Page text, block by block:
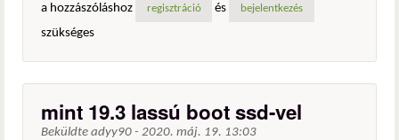
a hozzászóláshoz regisztráció és bejelentkezés
szükséges
mint 19.3 lassú boot ssd-vel
Beküldte adyy90 - 2020. máj. 19. 13:03